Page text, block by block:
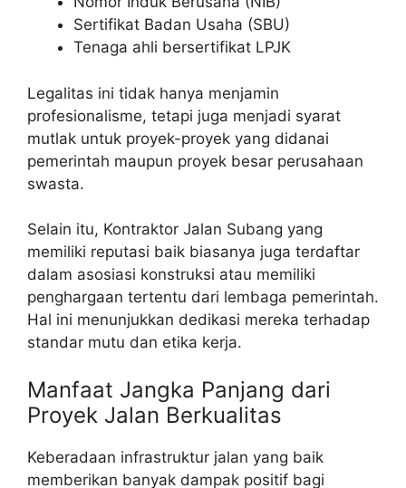
Sertifikat Badan Usaha (SBU)
Tenaga ahli bersertifikat LPJK
Legalitas ini tidak hanya menjamin
profesionalisme, tetapi juga menjadi syarat
mutlak untuk proyek-proyek yang didanai
pemerintah maupun proyek besar perusahaan
swasta.
Selain itu, Kontraktor Jalan Subang yang
memiliki reputasi baik biasanya juga terdaftar
dalam asosiasi konstruksi atau memiliki
penghargaan tertentu dari lembaga pemerintah.
Hal ini menunjukkan dedikasi mereka terhadap
standar mutu dan etika kerja.
Manfaat Jangka Panjang dari
Proyek Jalan Berkualitas
Keberadaan infrastruktur jalan yang baik
memberikan banyak dampak positif bagi